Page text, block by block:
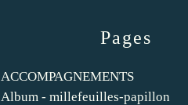
Pages
ACCOMPAGNEMENTS
Album - millefeuilles-papillon